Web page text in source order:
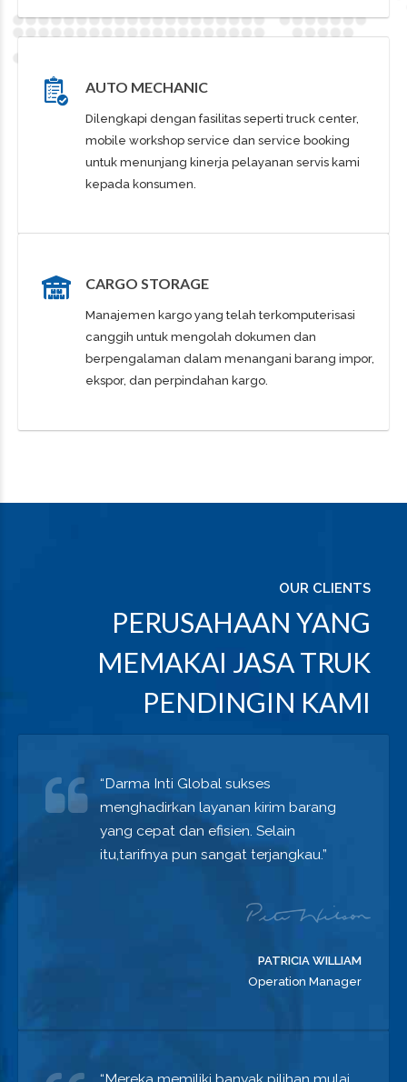
AUTO MECHANIC
Dilengkapi dengan fasilitas seperti truck center,
mobile workshop service dan service booking
untuk menunjang kinerja pelayanan servis kami
kepada konsumen.
CARGO STORAGE
Manajemen kargo yang telah terkomputerisasi
canggih untuk mengolah dokumen dan
berpengalaman dalam menangani barang impor,
ekspor, dan perpindahan kargo.
OUR CLIENTS
PERUSAHAAN YANG
MEMAKAI JASA TRUK
PENDINGIN KAMI
“Darma Inti Global sukses
menghadirkan layanan kirim barang
yang cepat dan efisien. Selain
itu,tarifnya pun sangat terjangkau.”
PATRICIA WILLIAM
Operation Manager